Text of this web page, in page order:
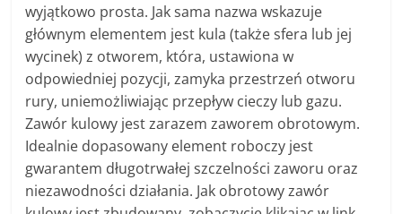
wyjątkowo prosta. Jak sama nazwa wskazuje
głównym elementem jest kula (także sfera lub jej
wycinek) z otworem, która, ustawiona w
odpowiedniej pozycji, zamyka przestrzeń otworu
rury, uniemożliwiając przepływ cieczy lub gazu.
Zawór kulowy jest zarazem zaworem obrotowym.
Idealnie dopasowany element roboczy jest
gwarantem długotrwałej szczelności zaworu oraz
niezawodności działania. Jak obrotowy zawór